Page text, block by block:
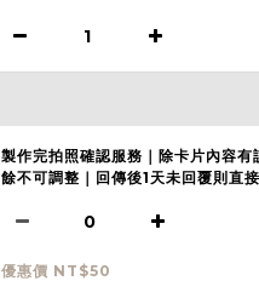
製作完拍照確認服務｜除卡片內容有
餘不可調整｜回傳後1天未回覆則直
優惠價 NT$50